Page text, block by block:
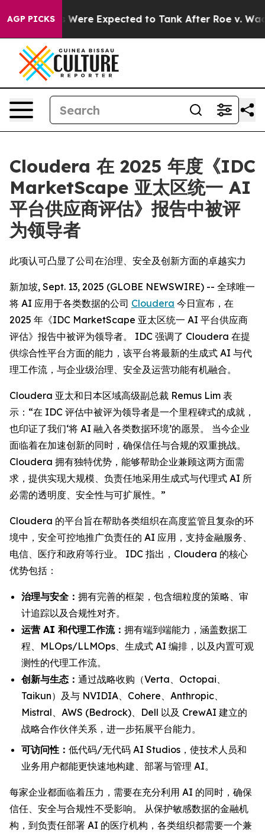
AGP PICKS
Rates Were Expected to Tank After Roe v.
Cloudera 在 2025 年度《IDC
MarketScape 亚太区统一 AI
平台供应商评估》报告中被评
为领导者
此项认可凸显了公司在治理、安全及创新方面的卓越实力
新加坡, Sept. 13, 2025 (GLOBE NEWSWIRE) -- 全球唯一
将 AI 应用于各类数据的公司 Cloudera 今日宣布，在
2025 年《IDC MarketScape 亚太区统一 AI 平台供应商
评估》报告中被评为领导者。 IDC 强调了 Cloudera 在提
供综合性平台方面的能力，该平台将最新的生成式 AI 与代
理工作流，与企业级治理、安全及运营功能有机融合。
Cloudera 亚太和日本区域高级副总裁 Remus Lim 表
示：“在 IDC 评估中被评为领导者是一个里程碑式的成就，
也印证了我们‘将 AI 融入各类数据环境’的愿景。 当今企业
面临着在加速创新的同时，确保信任与合规的双重挑战。
Cloudera 拥有独特优势，能够帮助企业兼顾这两方面需
求，提供实现大规模、负责任地采用生成式与代理式 AI 所
必需的透明度、安全性与可扩展性。”
Cloudera 的平台旨在帮助各类组织在高度监管且复杂的环
境中，安全可控地推广负责任的 AI 应用，支持金融服务、
电信、医疗和政府等行业。 IDC 指出，Cloudera 的核心
优势包括：
治理与安全： 拥有完善的框架，包含细粒度的策略、审
计追踪以及合规性对齐。
运营 AI 和代理工作流： 拥有端到端能力，涵盖数据工
程、MLOps/LLMOps、生成式 AI 编排，以及内置可观
测性的代理工作流。
创新与生态： 通过战略收购（Verta、Octopai、
Taikun）及与 NVIDIA、Cohere、Anthropic、
Mistral、AWS (Bedrock)、Dell 以及 CrewAI 建立的
战略合作伙伴关系，进一步拓展平台能力。
可访问性： 低代码/无代码 AI Studios，使技术人员和
业务用户都能更快速地构建、部署与管理 AI。
每家企业都面临着压力，需要在充分利用 AI 的同时，确保
信任、安全与合规性不受影响。 从保护敏感数据的金融机
构，到负责任部署 AI 的医疗机构，各类组织都需要一个兼